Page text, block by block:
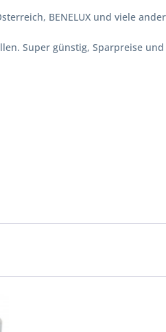
BENELUX und viele
Super günstig, Sparpreise